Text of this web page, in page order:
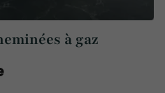
à gaz